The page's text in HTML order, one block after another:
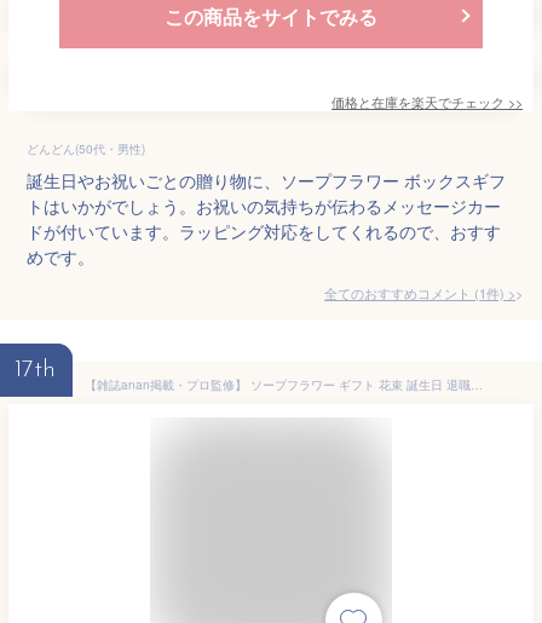
この商品をサイトでみる
価格と在庫を楽天でチェック >>
どんどん(50代・男性)
誕生日やお祝いごとの贈り物に、ソープフラワー ボックスギフ
トはいかがでしょう。お祝いの気持ちが伝わるメッセージカー
ドが付いています。ラッピング対応をしてくれるので、おすす
めです。
全てのおすすめコメント (1件) >
17th
【雑誌anan掲載・プロ監修】 ソープフラワー ギフト 花束 誕生日 退職祝いソープ フラワー 卒業式 プレゼント おしゃれ フラワーギフト 枯れない花 そのまま飾れる ブーケ 造花 結婚祝い 記念日 米寿祝い 古希 お祝い発表会 お祝い 花 バラ フラワーブーケ Puanela 送料無料